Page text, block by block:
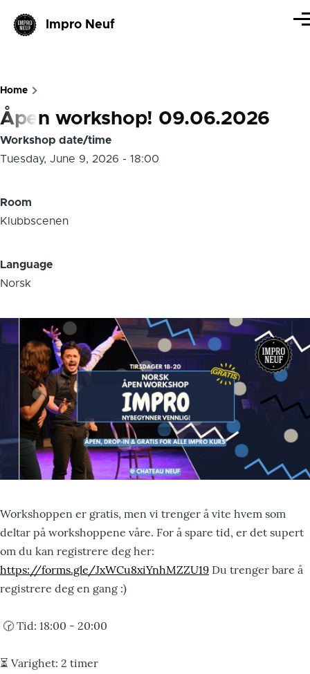
Impro Neuf
Breadcrumb
Home
Åpen workshop! 09.06.2026
Workshop date/time
Tuesday, June 9, 2026 - 18:00
Room
Klubbscenen
Language
Norsk
Workshoppen er gratis, men vi trenger å vite hvem som
deltar på workshoppene våre. For å spare tid, er det supert
om du kan registrere deg her:
https://forms.gle/JxWCu8xiYnhMZZU19 Du trenger bare å
registrere deg en gang :)
🕝 Tid: 18:00 - 20:00
⏳ Varighet: 2 timer